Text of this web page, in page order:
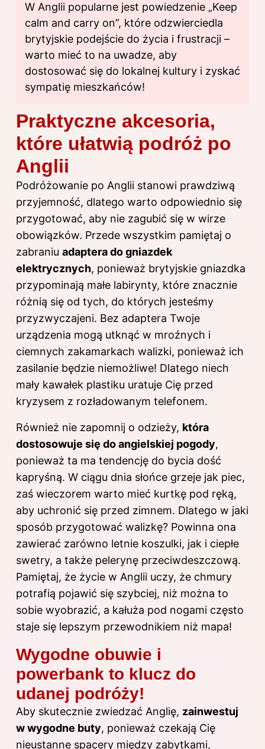
W Anglii popularne jest powiedzenie „Keep
calm and carry on”, które odzwierciedla
brytyjskie podejście do życia i frustracji –
warto mieć to na uwadze, aby
dostosować się do lokalnej kultury i zyskać
sympatię mieszkańców!
Praktyczne akcesoria,
które ułatwią podróż po
Anglii
Podróżowanie po Anglii stanowi prawdziwą
przyjemność, dlatego warto odpowiednio się
przygotować, aby nie zagubić się w wirze
obowiązków. Przede wszystkim pamiętaj o
zabraniu adaptera do gniazdek
elektrycznych, ponieważ brytyjskie gniazdka
przypominają małe labirynty, które znacznie
różnią się od tych, do których jesteśmy
przyzwyczajeni. Bez adaptera Twoje
urządzenia mogą utknąć w mroźnych i
ciemnych zakamarkach walizki, ponieważ ich
zasilanie będzie niemożliwe! Dlatego niech
mały kawałek plastiku uratuje Cię przed
kryzysem z rozładowanym telefonem.
Również nie zapomnij o odzieży, która
dostosowuje się do angielskiej pogody,
ponieważ ta ma tendencję do bycia dość
kapryśną. W ciągu dnia słońce grzeje jak piec,
zaś wieczorem warto mieć kurtkę pod ręką,
aby uchronić się przed zimnem. Dlatego w jaki
sposób przygotować walizkę? Powinna ona
zawierać zarówno letnie koszulki, jak i ciepłe
swetry, a także pelerynę przeciwdeszczową.
Pamiętaj, że życie w Anglii uczy, że chmury
potrafią pojawić się szybciej, niż można to
sobie wyobrazić, a kałuża pod nogami często
staje się lepszym przewodnikiem niż mapa!
Wygodne obuwie i
powerbank to klucz do
udanej podróży!
Aby skutecznie zwiedzać Anglię, zainwestuj
w wygodne buty, ponieważ czekają Cię
nieustanne spacery między zabytkami,